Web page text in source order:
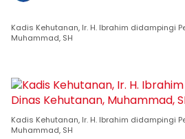
Kadis Kehutanan, Ir. H. Ibrahim didampingi
Muhammad, SH
Kadis Kehutanan, Ir. H. Ibrahim didampingi
Muhammad, SH